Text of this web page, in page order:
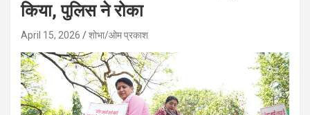
किया, पुलिस ने रोका
April 15, 2026 शोभा/ओम प्रकाश